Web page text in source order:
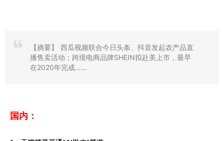
【摘要】
西瓜视频联合今日头条、抖音发起农产品直
播售卖活动；跨境电商品牌SHEIN拟赴美上市，最早
在2020年完成……
国内：